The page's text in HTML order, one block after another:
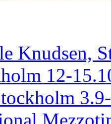
Knudsen,
12-